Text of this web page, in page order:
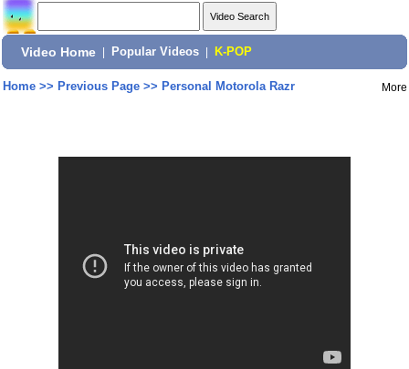
Video Home Popular Videos K-POP
Home>> Previous Page>> Personal Motorola Razr More